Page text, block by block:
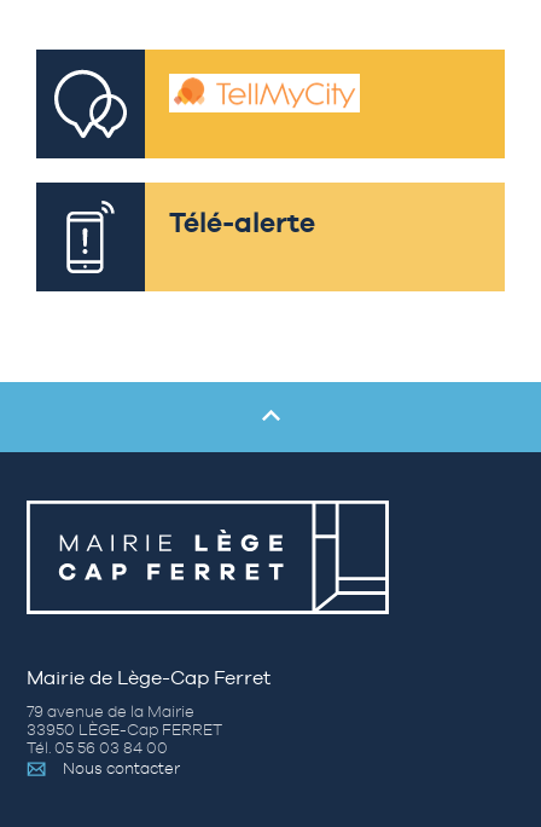
Télé-alerte
Mairie de Lège-Cap Ferret
79 avenue de la Mairie
33950 LÈGE-Cap FERRET
Tél. 05 56 03 84 00
Nous contacter